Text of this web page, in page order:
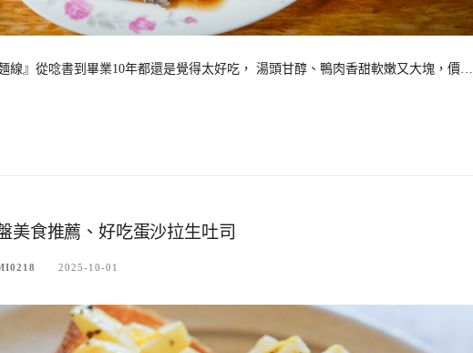
線』從唸書到畢業10年都還是覺得太好吃， 湯頭甘醇、鴨肉香甜軟嫩又大塊，價…
美食推薦、好吃蛋沙拉生吐司
2025-10-01